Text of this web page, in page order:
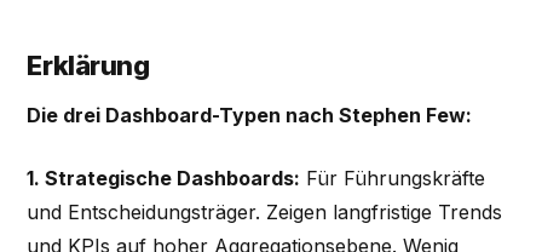
Erklärung
Die drei Dashboard-Typen nach Stephen Few:
1. Strategische Dashboards: Für Führungskräfte
und Entscheidungsträger. Zeigen langfristige Trends
und KPIs auf hoher Aggregationsebene. Wenig